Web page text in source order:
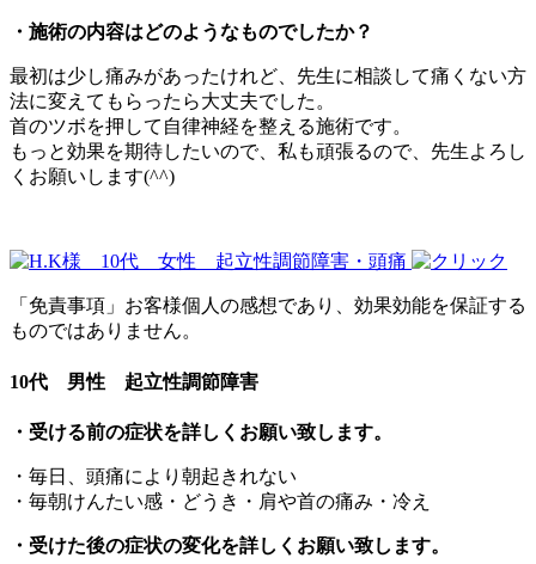
・施術の内容はどのようなものでしたか？
最初は少し痛みがあったけれど、先生に相談して痛くない方
法に変えてもらったら大丈夫でした。
首のツボを押して自律神経を整える施術です。
もっと効果を期待したいので、私も頑張るので、先生よろし
くお願いします(^^)
「免責事項」お客様個人の感想であり、効果効能を保証する
ものではありません。
10代 男性 起立性調節障害
・受ける前の症状を詳しくお願い致します。
・毎日、頭痛により朝起きれない
・毎朝けんたい感・どうき・肩や首の痛み・冷え
・受けた後の症状の変化を詳しくお願い致します。